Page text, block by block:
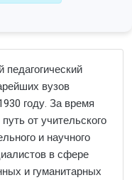
вузов
году. За время
от учительского
и научного
в сфере
и гуманитарных